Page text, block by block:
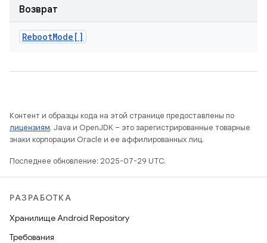
Возврат
RebootMode[]
Контент и образцы кода на этой странице предоставлены по
лицензиям. Java и OpenJDK – это зарегистрированные товарные
знаки корпорации Oracle и ее аффилированных лиц.
Последнее обновление: 2025-07-29 UTC.
РАЗРАБОТКА
Хранилище Android Repository
Требования